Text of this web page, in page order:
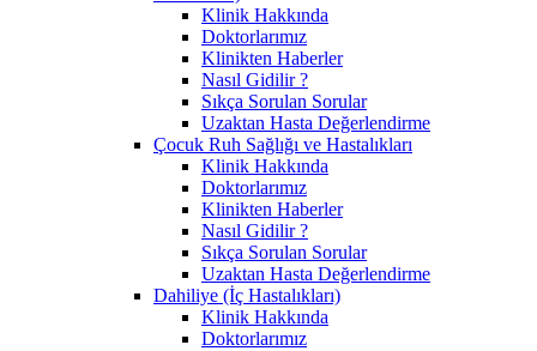
Klinik Hakkında
Doktorlarımız
Klinikten Haberler
Nasıl Gidilir ?
Sıkça Sorulan Sorular
Uzaktan Hasta Değerlendirme
Çocuk Ruh Sağlığı ve Hastalıkları
Klinik Hakkında
Doktorlarımız
Klinikten Haberler
Nasıl Gidilir ?
Sıkça Sorulan Sorular
Uzaktan Hasta Değerlendirme
Dahiliye (İç Hastalıkları)
Klinik Hakkında
Doktorlarımız